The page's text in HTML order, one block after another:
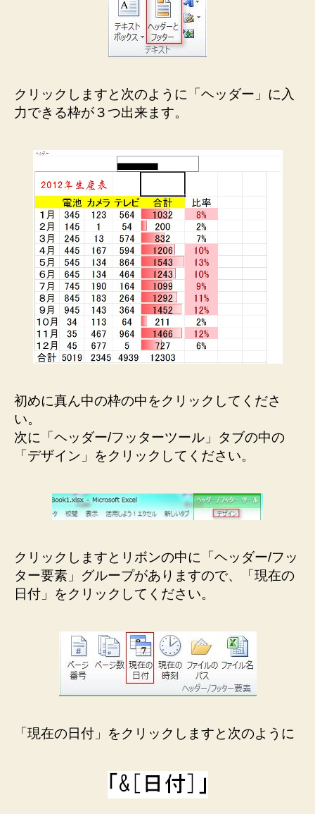
クリックしますと次のように「ヘッダー」に入
力できる枠が３つ出来ます。
初めに真ん中の枠の中をクリックしてくださ
い。
次に「ヘッダー/フッターツール」タブの中の
「デザイン」をクリックしてください。
クリックしますとリボンの中に「ヘッダー/フッ
ター要素」グループがありますので、「現在の
日付」をクリックしてください。
「現在の日付」をクリックしますと次のように